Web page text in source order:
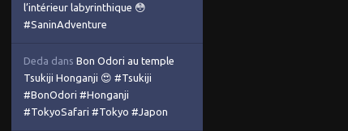
l’intérieur labyrinthique 😳
#SaninAdventure
Deda dans Bon Odori au temple
Tsukiji Honganji 😍 #Tsukiji
#BonOdori #Honganji
#TokyoSafari #Tokyo #Japon